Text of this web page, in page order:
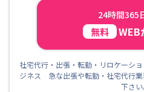
24時間365
無料 WEB
社宅代行・出張・転勤・リロケーシ
ジネス 急な出張や転勤・社宅代行
下さい